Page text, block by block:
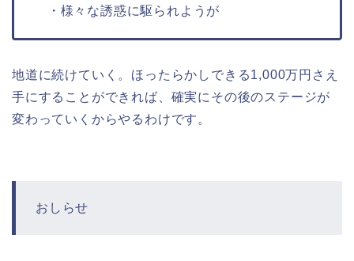
・様々な誘惑に駆られようが
地道に続けていく。ほったらかしできる1,000万円さえ
手にすることができれば、確実にその後のステージが
変わっていくからやるわけです。
おしらせ